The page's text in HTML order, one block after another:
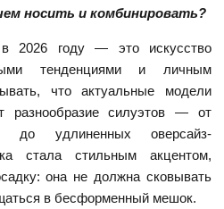
носить и комбинировать?
2026 году — это искусство
тенденциями и личным
что актуальные модели
разнообразие силуэтов — от
до удлиненных оверсайз-
стала стильным акцентом,
она не должна сковывать
в бесформенный мешок.